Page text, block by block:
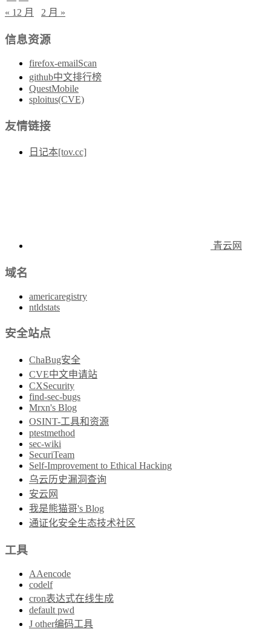
« 12 月
2 月 »
信息资源
firefox-emailScan
github中文排行榜
QuestMobile
sploitus(CVE)
友情链接
日记本[tov.cc]
青云网
域名
americaregistry
ntldstats
安全站点
ChaBug安全
CVE中文申请站
CXSecurity
find-sec-bugs
Mrxn's Blog
OSINT-工具和资源
ptestmethod
sec-wiki
SecuriTeam
Self-Improvement to Ethical Hacking
乌云历史漏洞查询
安云网
我是熊猫哥's Blog
通证化安全生态技术社区
工具
AAencode
codelf
cron表达式在线生成
default pwd
J other编码工具